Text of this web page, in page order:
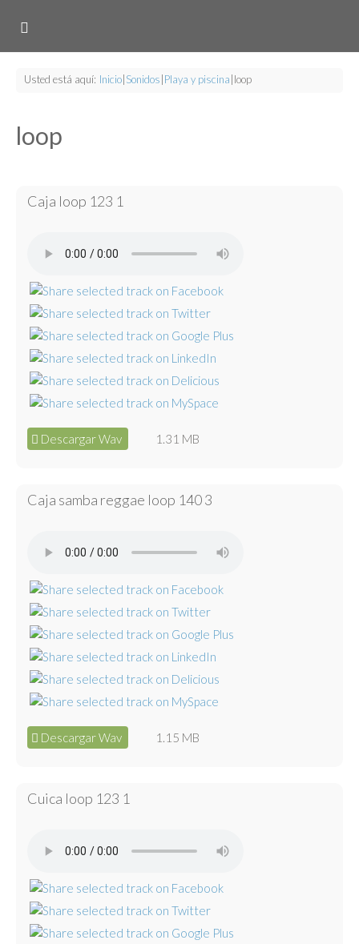
Usted está aquí: Inicio Sonidos Playa y piscina loop
loop
Caja loop 123 1
Descargar Wav 1.31 MB
Caja samba reggae loop 140 3
Descargar Wav 1.15 MB
Cuica loop 123 1